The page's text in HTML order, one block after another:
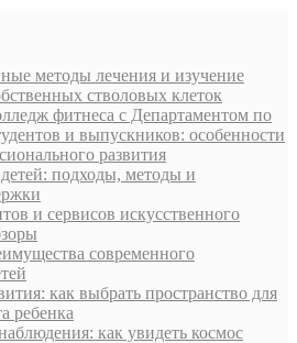
методы лечения и изучение
стволовых клеток
фитнеса с Департаментом по
и выпускников: особенности
развития
подходы, методы и
и сервисов искусственного
современного
как выбрать пространство для
ребенка
как увидеть космос